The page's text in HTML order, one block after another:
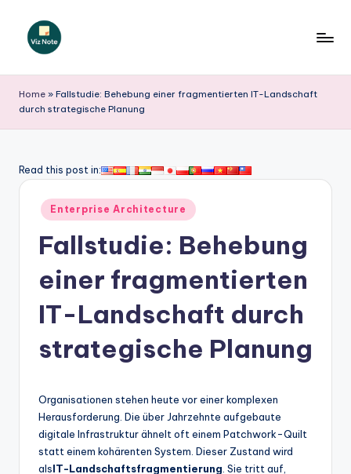
iz
N
t
m
A
In
Home » Fallstudie: Behebung einer fragmentierten IT-Landschaft
durch strategische Planung
Read this post in:
Posted
in
Enterprise Architecture
Fallstudie: Behebung
einer fragmentierten
IT-Landschaft durch
strategische Planung
Organisationen stehen heute vor einer komplexen
Herausforderung. Die über Jahrzehnte aufgebaute
digitale Infrastruktur ähnelt oft einem Patchwork-Quilt
statt einem kohärenten System. Dieser Zustand wird
alsIT-Landschaftsfragmentierung . Sie tritt auf,